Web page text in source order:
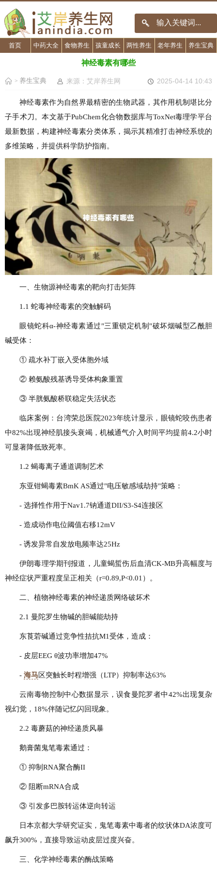
首页 中药大全 食物养生 孩童成长 两性养生 老年养生 养生宝典
神经毒素有哪些
> 养生宝典 来源：艾岸养生网 2025-04-14 10:43
神经毒素作为自然界最精密的生物武器，其作用机制堪比分
子手术刀。本文基于PubChem化合物数据库与ToxNet毒理学平台
最新数据，构建神经毒素分类体系，揭示其精准打击神经系统的
多维策略，并提供科学防护指南。
一、生物源神经毒素的靶向打击矩阵
1.1 蛇毒神经毒素的突触解码
眼镜蛇科α-神经毒素通过"三重锁定机制"破坏烟碱型乙酰胆
碱受体：
① 疏水补丁嵌入受体胞外域
② 赖氨酸残基诱导受体构象重置
③ 半胱氨酸桥联稳定失活状态
临床案例：台湾荣总医院2023年统计显示，眼镜蛇咬伤患者
中82%出现神经肌接头衰竭，机械通气介入时间平均提前4.2小时
可显著降低致死率。
1.2 蝎毒离子通道调制艺术
东亚钳蝎毒素BmK AS通过"电压敏感域劫持"策略：
- 选择性作用于Nav1.7钠通道DII/S3-S4连接区
- 造成动作电位阈值右移12mV
- 诱发异常自发放电频率达25Hz
伊朗毒理学期刊报道，儿童蝎蜇伤后血清CK-MB升高幅度与
神经症状严重程度呈正相关（r=0.89,P<0.01）。
二、植物神经毒素的神经递质网络破坏术
2.1 曼陀罗生物碱的胆碱能劫持
东莨菪碱通过竞争性拮抗M1受体，造成：
- 皮层EEG θ波功率增加47%
- 海马区突触长时程增强（LTP）抑制率达63%
云南毒物控制中心数据显示，误食曼陀罗者中42%出现复杂
视幻觉，18%伴随记忆闪回现象。
2.2 毒蘑菇的神经递质风暴
鹅膏菌鬼笔毒素通过：
① 抑制RNA聚合酶II
② 阻断mRNA合成
③ 引发多巴胺转运体逆向转运
日本京都大学研究证实，鬼笔毒素中毒者的纹状体DA浓度可
飙升300%，直接导致运动皮层过度兴奋。
三、化学神经毒素的酶战策略